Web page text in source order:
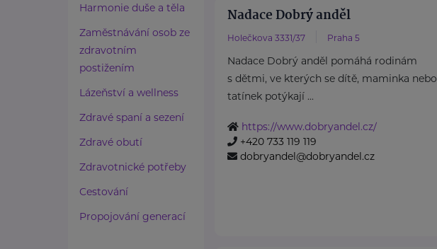
Harmonie duše a těla
Zaměstnávání osob ze
zdravotním
postižením
Lázeňství a wellness
Zdravé spaní a sezení
Zdravé obutí
Zdravotnické potřeby
Cestování
Propojování generací
Nadace Dobrý anděl
Holečkova 3331/37 Praha 5
Nadace Dobrý anděl pomáhá rodinám
s dětmi, ve kterých se dítě, maminka nebo
tatínek potýkají ...
https://www.dobryandel.cz/
+420 733 119 119
dobryandel@dobryandel.cz